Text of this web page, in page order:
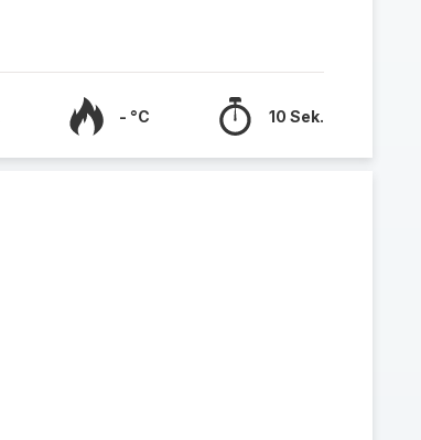
- °C 10 Sek.